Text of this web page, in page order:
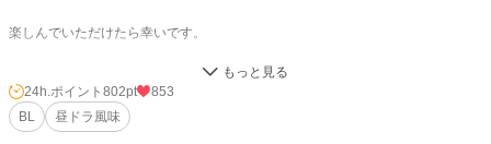
楽しんでいただけたら幸いです。
1,853 位 / 228,878 件
BL 318 位 / 31,445 件
24h.ポイント 802pt
853
BL
昼ドラ風味